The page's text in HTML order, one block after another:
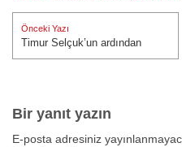
Yazı
gezinmesi
Önceki Yazı
Önceki Yazı:
Timur Selçuk’un ardından
Bir yanıt yazın
E-posta adresiniz